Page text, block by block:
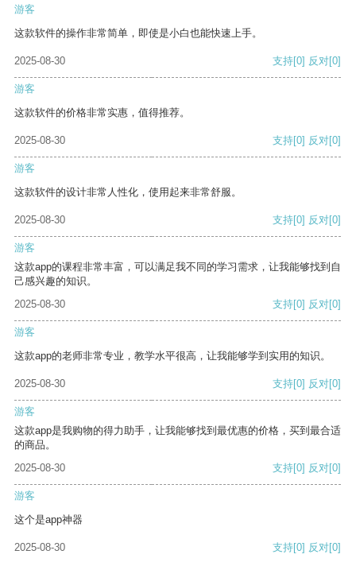
游客
这款软件的操作非常简单，即使是小白也能快速上手。
2025-08-30 支持[0] 反对[0]
游客
这款软件的价格非常实惠，值得推荐。
2025-08-30 支持[0] 反对[0]
游客
这款软件的设计非常人性化，使用起来非常舒服。
2025-08-30 支持[0] 反对[0]
游客
这款app的课程非常丰富，可以满足我不同的学习需求，让我能够找到自
己感兴趣的知识。
2025-08-30
支持[0] 反对[0]
游客
这款app的老师非常专业，教学水平很高，让我能够学到实用的知识。
2025-08-30 支持[0] 反对[0]
游客
这款app是我购物的得力助手，让我能够找到最优惠的价格，买到最合适
的商品。
2025-08-30
支持[0] 反对[0]
游客
这个是app神器
2025-08-30 支持[0] 反对[0]